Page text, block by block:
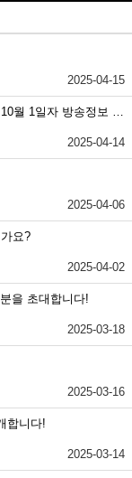
2025-04-15
월 1일자 방송정보 …
2025-04-14
2025-04-06
요?
2025-04-02
을 초대합니다!
2025-03-18
2025-03-16
합니다!
2025-03-14